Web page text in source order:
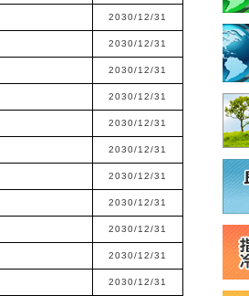
2030/12/31
2030/12/31
2030/12/31
2030/12/31
2030/12/31
2030/12/31
2030/12/31
2030/12/31
2030/12/31
2030/12/31
2030/12/31